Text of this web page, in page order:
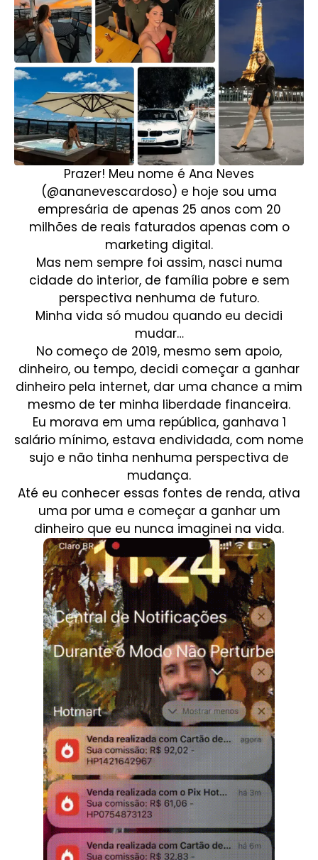
Prazer! Meu nome é Ana Neves
(@ananevescardoso) e hoje sou uma
empresária de apenas 25 anos com 20
milhões de reais faturados apenas com o
marketing digital.
Mas nem sempre foi assim, nasci numa
cidade do interior, de família pobre e sem
perspectiva nenhuma de futuro.
Minha vida só mudou quando eu decidi
mudar…
No começo de 2019, mesmo sem apoio,
dinheiro, ou tempo, decidi começar a ganhar
dinheiro pela internet, dar uma chance a mim
mesmo de ter minha liberdade financeira.
Eu morava em uma república, ganhava 1
salário mínimo, estava endividada, com nome
sujo e não tinha nenhuma perspectiva de
mudança.
Até eu conhecer essas fontes de renda, ativa
uma por uma e começar a ganhar um
dinheiro que eu nunca imaginei na vida.